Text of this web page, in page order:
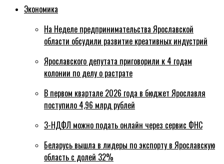
Экономика
На Неделе предпринимательства Ярославской
области обсудили развитие креативных индустрий
Ярославского депутата приговорили к 4 годам
колонии по делу о растрате
В первом квартале 2026 года в бюджет Ярославля
поступило 4,96 млрд рублей
3-НДФЛ можно подать онлайн через сервис ФНС
Беларусь вышла в лидеры по экспорту в Ярославскую
область с долей 32%